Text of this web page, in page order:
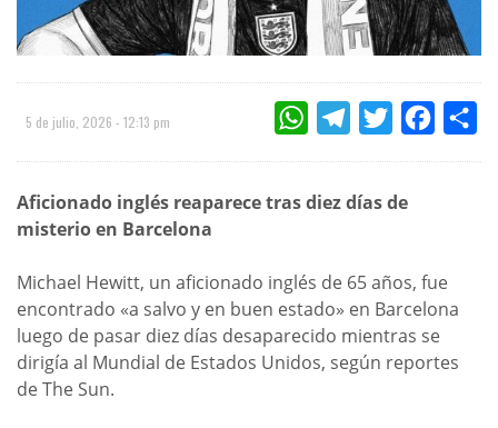
5 de julio, 2026 - 12:13 pm WHATSAPPTELEGRAMTWITTER
Aficionado inglés reaparece tras diez días de
misterio en Barcelona
Michael Hewitt, un aficionado inglés de 65 años, fue
encontrado «a salvo y en buen estado» en Barcelona
luego de pasar diez días desaparecido mientras se
dirigía al Mundial de Estados Unidos, según reportes
de The Sun.